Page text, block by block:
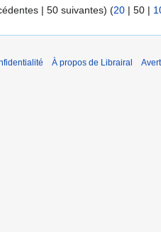
| 50 suivantes) (20 | 50 |
À propos de Librairal